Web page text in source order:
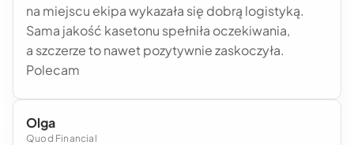
na miejscu ekipa wykazała się dobrą logistyką.
Sama jakość kasetonu spełniła oczekiwania,
a szczerze to nawet pozytywnie zaskoczyła.
Polecam
Olga
Quod Financial